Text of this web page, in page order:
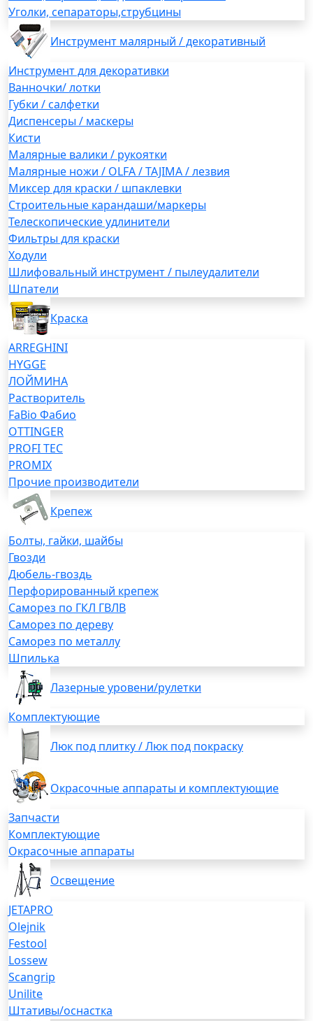
Уголки, сепараторы,струбцины
Инструмент малярный / декоративный
Инструмент для декоративки
Ванночки/ лотки
Губки / салфетки
Диспенсеры / маскеры
Кисти
Малярные валики / рукоятки
Малярные ножи / OLFA / TAJIMA / лезвия
Миксер для краски / шпаклевки
Строительные карандаши/маркеры
Телескопические удлинители
Фильтры для краски
Ходули
Шлифовальный инструмент / пылеудалители
Шпатели
Краска
ARREGHINI
HYGGE
ЛОЙМИНА
Растворитель
FaBio Фабио
OTTINGER
PROFI TEC
PROMIX
Прочие производители
Крепеж
Болты, гайки, шайбы
Гвозди
Дюбель-гвоздь
Перфорированный крепеж
Саморез по ГКЛ ГВЛВ
Саморез по дереву
Саморез по металлу
Шпилька
Лазерные уровени/рулетки
Комплектующие
Люк под плитку / Люк под покраску
Окрасочные аппараты и комплектующие
Запчасти
Комплектующие
Окрасочные аппараты
Освещение
JETAPRO
Olejnik
Festool
Lossew
Scangrip
Unilite
Штативы/оснастка